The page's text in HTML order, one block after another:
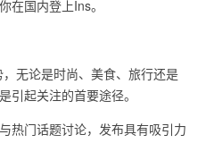
国内登上Ins。
无论是时尚、美食、旅行还是
引起关注的首要途径。
门话题讨论，发布具有吸引力